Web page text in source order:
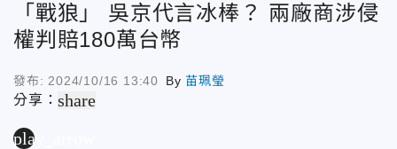
「戰狼」 吳京代言冰棒？ 兩廠商涉侵
權判賠180萬台幣
發布: 2024/10/16 13:40 By 苗珮瑩
分享：share
play_arrow